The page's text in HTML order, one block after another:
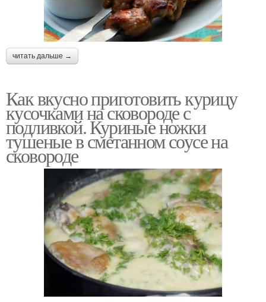
читать дальше →
Как вкусно приготовить курицу
кусочками на сковороде с
подливкой. Куриные ножки
тушеные в сметанном соусе на
сковороде